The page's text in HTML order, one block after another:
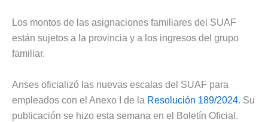
Los montos de las asignaciones familiares del SUAF
están sujetos a la provincia y a los ingresos del grupo
familiar.
Anses oficializó las nuevas escalas del SUAF para
empleados con el Anexo I de la Resolución 189/2024. Su
publicación se hizo esta semana en el Boletín Oficial.